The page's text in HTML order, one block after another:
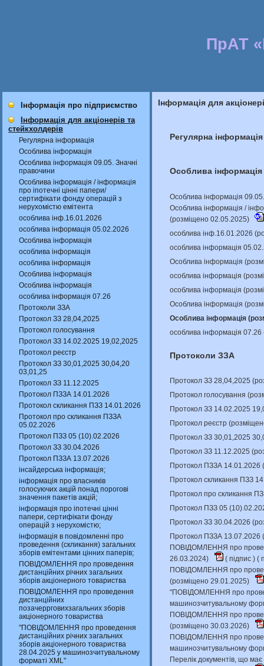
ПрАТ
Інформація про підприємство
Інформація для акціонерів та
стейкхолдерів
Регулярна інформація
Особлива інформація
Особлива інформація 09.05. Значні
правочини
Особлива інформація / інформація
про іпотечні цінні папери/
сертифікати фонду операцій з
нерухомістю емітента
особлива інф.16.01.2026
особлива інформація 05.02.2026
Особлива інформація
особлива інформація
особлива інформація
Особлива інформація
Особлива інформація
особлива інформація 07.26
Протоколи ЗЗА
Протокол ЗЗ 28,04,2025
Протокол голосування
Протокол ЗЗ 14.02.2025 19,02,2025
Протокол реєстр
Протокол ЗЗ 30,01,2025 30,04,20
03,01,25
Протокол ЗЗ 11.12.2025
Протокол ПЗЗА 14.01.2026
Протокол скликання ПЗЗ 14.01.2026
Протокол про скликання ПЗЗА
05.02.2026
Протокол ПЗЗ 05 (10).02.2026
Протокол ЗЗ 30.04.2026
Протокол ПЗЗА 13.07.2026
інсайдерська інформація;
інформація про власників
голосуючих акцій понад порогові
значення пакетів акцій;
інформація про іпотечні цінні
папери, сертифікати фонду
операцій з нерухомістю;
інформація в повідомленні про
проведення (скликання) загальних
зборів емітентами цінних паперів;
ПОВІДОМЛЕННЯ про проведення
дистанційних річних загальних
зборів акціонерного товариства
ПОВІДОМЛЕННЯ про проведення
дистанційних
позачеррговихзагальних зборів
акціонерного товариства
"ПОВІДОМЛЕННЯ про проведення
дистанційних річних загальних
зборів акціонерного товариства
28.04.2025 у машинозчитувальному
форматі XML"
Інформація для
Регулярна інформація
Особлива інформація
Особлива інформація
Особлива інформація /
(розміщено 02.05.2025)
особлива інф.16.01.2026
особлива інформація
Особлива інформація
особлива інформація
особлива інформація
Особлива інформація
Особлива інформація
особлива інформація
Протоколи ЗЗА
Протокол ЗЗ 28,04,2025
Протокол голосування
Протокол ЗЗ 14.02.2025
Протокол реєстр
Протокол ЗЗ 30,01,2025
Протокол ЗЗ 11.12.2025
Протокол ПЗЗА
Протокол скликання ПЗЗ
Протокол про скликання
Протокол ПЗЗ 05
Протокол ЗЗ 30.04.2026
Протокол ПЗЗА
ПОВІДОМЛЕННЯ про
26.03.2024)
( підпис ) (
ПОВІДОМЛЕННЯ про
(розміщено 29.01.2025)
"ПОВІДОМЛЕННЯ про
машинозчитувальному
ПОВІДОМЛЕННЯ про
(розміщено 30.03.2026)
ПОВІДОМЛЕННЯ про
машинозчитувальному
Перелік документів, що